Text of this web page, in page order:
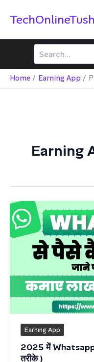
Search
Home Earning App
Earning
Earning App
2025 में
तरीके )